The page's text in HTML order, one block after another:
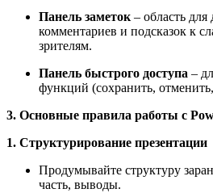
Панель заметок – область для
комментариев и подсказок к
зрителям.
Панель быстрого доступа –
функций (сохранить,
3. Основные правила работы с
1. Структурирование презентации
Продумывайте структуру
часть, выводы.